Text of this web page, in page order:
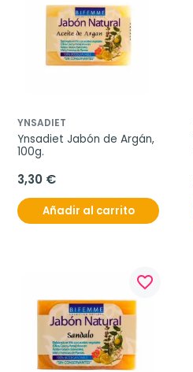
YNSADIET
Ynsadiet Jabón de Argán,
100g.
3,30 €
Añadir al carrito
favorite_border